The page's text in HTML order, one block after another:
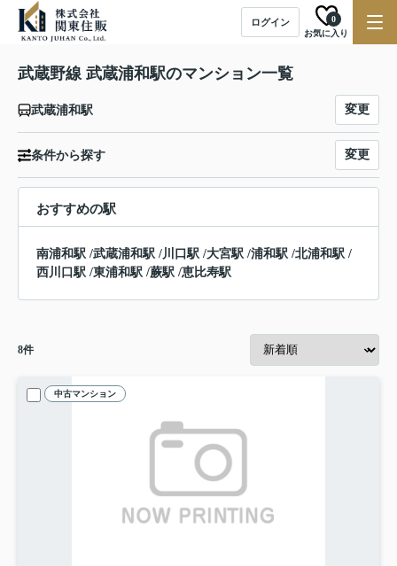
ログイン
お気に入り
0
武蔵野線 武蔵浦和駅のマンション一覧
武蔵浦和駅 変更
条件から探す 変更
おすすめの駅
南浦和駅 /武蔵浦和駅 /川口駅 /大宮駅 /浦和駅 /北浦和駅 /
西川口駅 /東浦和駅 /蕨駅 /恵比寿駅
8件
中古マンション